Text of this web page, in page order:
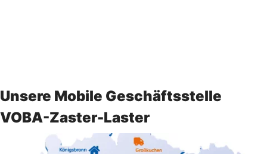
Unsere Mobile Geschäftsstelle
VOBA-Zaster-Laster